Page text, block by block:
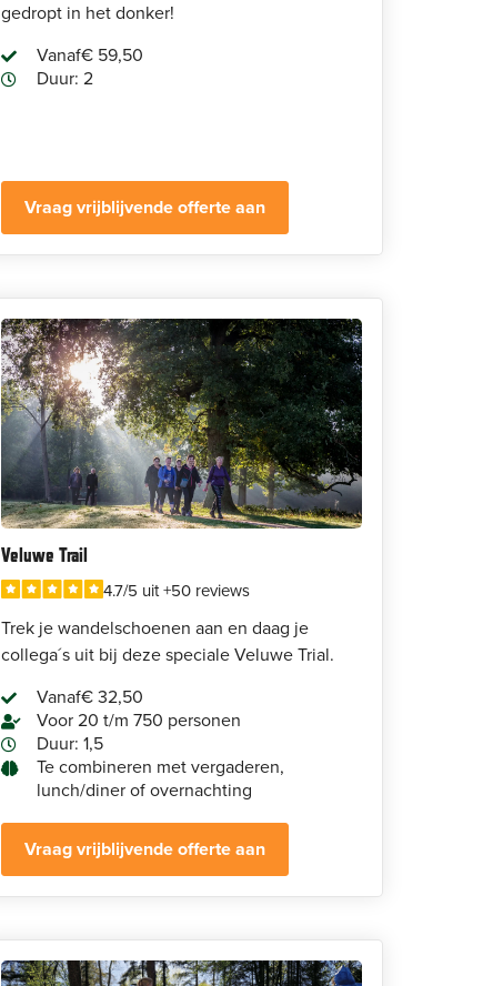
gedropt in het donker!
Vanaf€ 59,50
Duur: 2
Vraag vrijblijvende offerte aan
Veluwe Trail
4.7/5 uit +50 reviews
Trek je wandelschoenen aan en daag je
collega´s uit bij deze speciale Veluwe Trial.
Vanaf€ 32,50
Voor 20 t/m 750 personen
Duur: 1,5
Te combineren met vergaderen,
lunch/diner of overnachting
Vraag vrijblijvende offerte aan